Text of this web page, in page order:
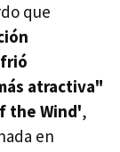
que
atractiva"
the Wind',
en